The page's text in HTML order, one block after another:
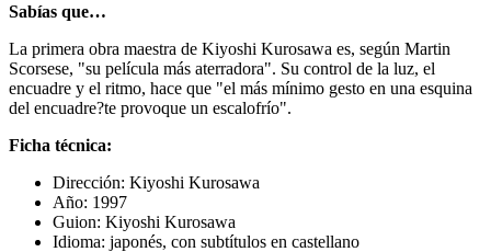
Sabías que…
La primera obra maestra de Kiyoshi Kurosawa es, según Martin
Scorsese, "su película más aterradora". Su control de la luz, el
encuadre y el ritmo, hace que "el más mínimo gesto en una esquina
del encuadre?te provoque un escalofrío".
Ficha técnica:
Dirección: Kiyoshi Kurosawa
Año: 1997
Guion: Kiyoshi Kurosawa
Idioma: japonés, con subtítulos en castellano